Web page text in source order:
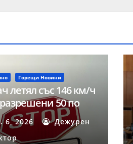
Горещи Новини
летял със 146 км/ч
50 по
на акция
в Шумен
6, 2026
Дежурен